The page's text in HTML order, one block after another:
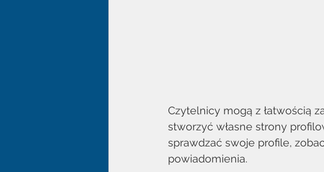
Czytelnicy mogą z łatwością
stworzyć własne strony
sprawdzać swoje profile,
powiadomienia.